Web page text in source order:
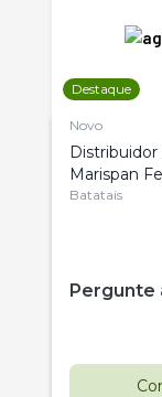
Destaque
Novo
Marispan
Citrus
Batatais
Pergunte